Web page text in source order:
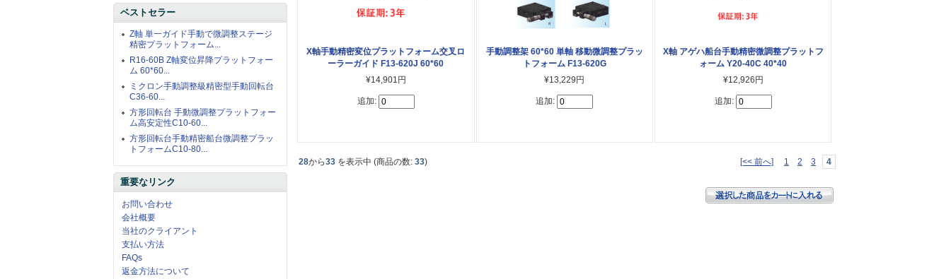
ベストセラー
Z軸 単一ガイド手動で微調整ステージ
精密プラットフォーム...
R16-60B Z軸変位昇降プラットフォー
ム 60*60...
ミクロン手動調整級精密型手動回転台
C36-60...
方形回転台 手動微調整プラットフォー
ム高安定性C10-60...
方形回転台手動精密船台微調整プラッ
トフォームC10-80...
重要なリンク
お問い合わせ
会社概要
当社のクライアント
支払い方法
FAQs
返金方法について
X軸手動精密変位プラットフォーム交叉ロ
ーラーガイド F13-620J 60*60
¥14,901円
追加:
手動調整架 60*60 単軸 移動微調整プラッ
トフォーム F13-620G
¥13,229円
追加:
X軸 アゲハ船台手動精密微調整プラットフ
ォーム Y20-40C 40*40
¥12,926円
追加:
28から33 を表示中 (商品の数:33) [<< 前へ] 1 2 3 4